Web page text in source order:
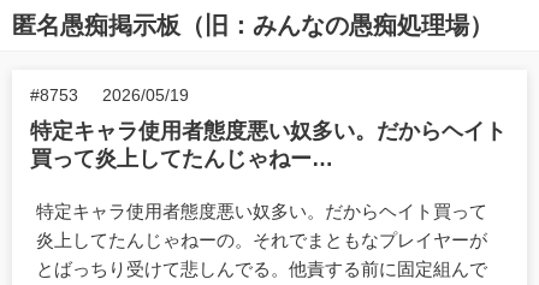
匿名愚痴掲示板（旧：みんなの愚痴処理場）
#8753 2026/05/19
特定キャラ使用者態度悪い奴多い。だからヘイト
買って炎上してたんじゃねー…
特定キャラ使用者態度悪い奴多い。だからヘイト買って
炎上してたんじゃねーの。それでまともなプレイヤーが
とばっちり受けて悲しんでる。他責する前に固定組んで